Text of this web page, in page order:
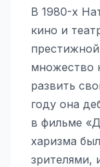
В 1980-х
кино и
множество
развить
году она
в фильме
харизма
зрителями,